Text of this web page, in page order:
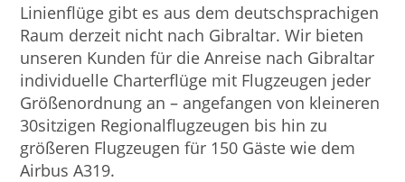
Linienflüge gibt es aus dem deutschsprachigen
Raum derzeit nicht nach Gibraltar. Wir bieten
unseren Kunden für die Anreise nach Gibraltar
individuelle Charterflüge mit Flugzeugen jeder
Größenordnung an – angefangen von kleineren
30sitzigen Regionalflugzeugen bis hin zu
größeren Flugzeugen für 150 Gäste wie dem
Airbus A319.